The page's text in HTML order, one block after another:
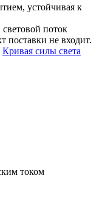
устойчивая к
световой поток
поставки не входит.
Кривая силы света
током